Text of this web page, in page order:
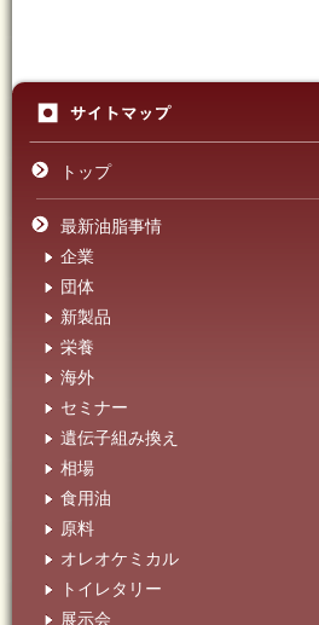
トップ
最新油脂事情
企業
団体
新製品
栄養
海外
セミナー
遺伝子組み換え
相場
食用油
原料
オレオケミカル
トイレタリー
展示会